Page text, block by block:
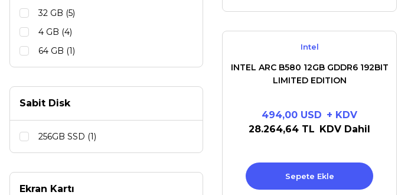
32 GB (5)
4 GB (4)
64 GB (1)
Sabit Disk
256GB SSD (1)
Ekran Kartı
Intel
INTEL ARC B580 12GB GDDR6 192BIT
LIMITED EDITION
494,00 USD + KDV
28.264,64 TL KDV Dahil
Sepete Ekle